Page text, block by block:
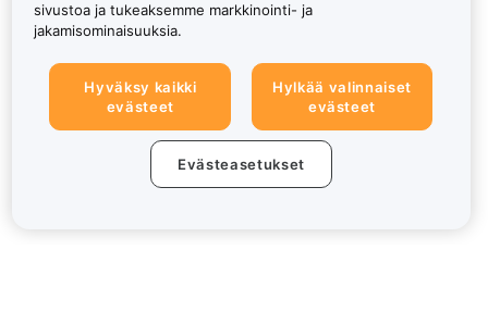
sivustoa ja tukeaksemme markkinointi- ja
jakamisominaisuuksia.
Hyväksy kaikki
evästeet
Hylkää valinnaiset
evästeet
Evästeasetukset